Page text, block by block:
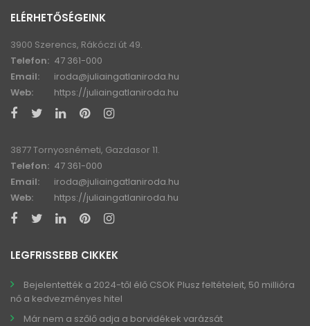
ELÉRHETŐSÉGEINK
3900 Szerencs, Rákóczi út 49.
Telefon: 47 361-000
Email:
iroda@juliaingatlaniroda.hu
Web:
https://juliaingatlaniroda.hu
3877 Tornyosnémeti, Gazdasor 11.
Telefon: 47 361-000
Email:
iroda@juliaingatlaniroda.hu
Web:
https://juliaingatlaniroda.hu
LEGFRISSEBB CIKKEK
Bejelentették a 2024-től élő CSOK Plusz feltételeit, 50 millióra
nő a kedvezményes hitel
Már nem a szőlő adja a borvidékek varázsát